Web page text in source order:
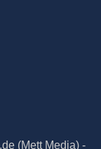
(Mett Media) -